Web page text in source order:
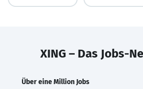
XING – Das Jobs-
Über eine Million Jobs